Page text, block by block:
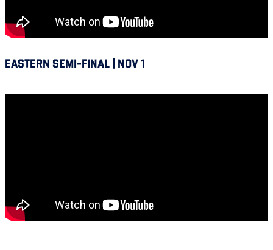
EASTERN SEMI-FINAL | NOV 1